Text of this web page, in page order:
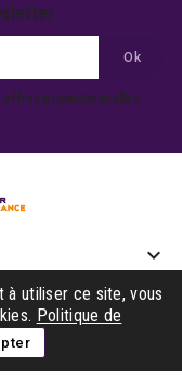
offres promotionnelles
keyboard_arrow_down

à utiliser ce site, vous
Politique de
